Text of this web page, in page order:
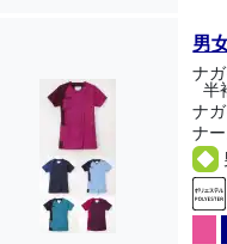
男
ナ
半
ナ
ナ